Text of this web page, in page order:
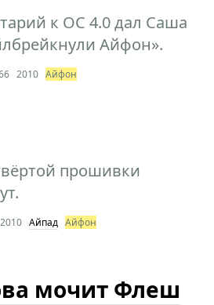
к ОС 4.0 дал Саша
Айфон».
2010 Айфон
прошивки
2010 Айпад Айфон
мочит Флеш